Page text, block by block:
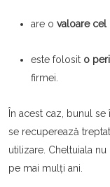
are o valoare cel
este folosit o
firmei.
În acest caz, bunul
se recuperează
utilizare. Cheltuiala
pe mai mulți ani.